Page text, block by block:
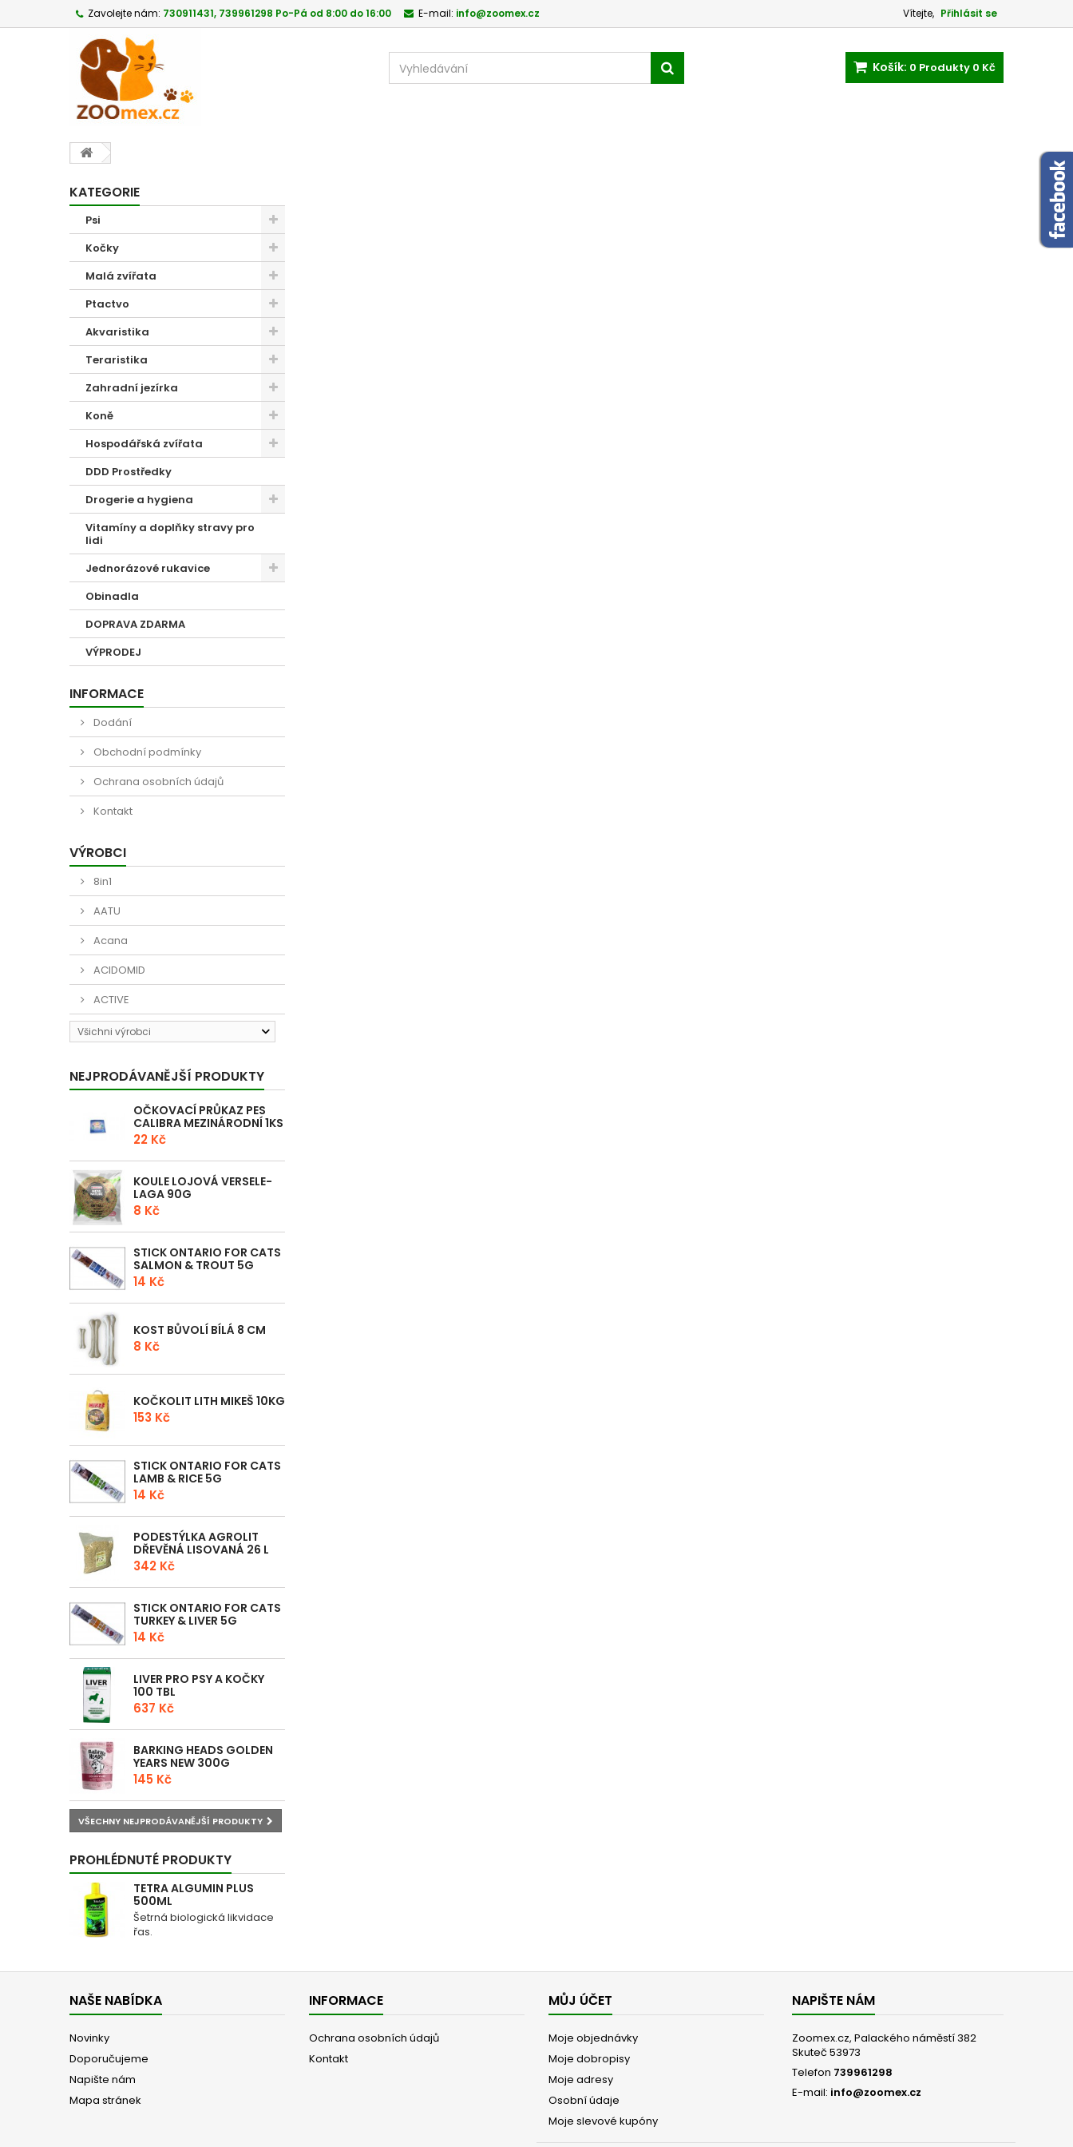
Vítejte, Přihlásit se
Zavolejte nám: 730911431, 739961298 Po-Pá od 8:00 do 16:00 E-mail: info@zoomex.cz
Košík: 0 Produkty 0 Kč
KATEGORIE
Psi
Kočky
Malá zvířata
Ptactvo
Akvaristika
Teraristika
Zahradní jezírka
Koně
Hospodářská zvířata
DDD Prostředky
Drogerie a hygiena
Vitamíny a doplňky stravy pro
lidi
Jednorázové rukavice
Obinadla
DOPRAVA ZDARMA
VÝPRODEJ
INFORMACE
Dodání
Obchodní podmínky
Ochrana osobních údajů
Kontakt
VÝROBCI
8in1
AATU
Acana
ACIDOMID
ACTIVE
Všichni výrobci
NEJPRODÁVANĚJŠÍ PRODUKTY
OČKOVACÍ PRŮKAZ PES
CALIBRA MEZINÁRODNÍ 1KS
22 Kč
KOULE LOJOVÁ VERSELE-
LAGA 90G
8 Kč
STICK ONTARIO FOR CATS
SALMON & TROUT 5G
14 Kč
KOST BŮVOLÍ BÍLÁ 8 CM
8 Kč
KOČKOLIT LITH MIKEŠ 10KG
153 Kč
STICK ONTARIO FOR CATS
LAMB & RICE 5G
14 Kč
PODESTÝLKA AGROLIT
DŘEVĚNÁ LISOVANÁ 26 L
342 Kč
STICK ONTARIO FOR CATS
TURKEY & LIVER 5G
14 Kč
LIVER PRO PSY A KOČKY
100 TBL
637 Kč
BARKING HEADS GOLDEN
YEARS NEW 300G
145 Kč
VŠECHNY NEJPRODÁVANĚJŠÍ PRODUKTY
PROHLÉDNUTÉ PRODUKTY
TETRA ALGUMIN PLUS
500ML
Šetrná biologická likvidace
řas.
NAŠE NABÍDKA
Novinky
Doporučujeme
Napište nám
Mapa stránek
INFORMACE
Ochrana osobních údajů
Kontakt
MŮJ ÚČET
Moje objednávky
Moje dobropisy
Moje adresy
Osobní údaje
Moje slevové kupóny
NAPIŠTE NÁM
Zoomex.cz, Palackého náměstí 382
Skuteč 53973
Telefon 739961298
E-mail: info@zoomex.cz